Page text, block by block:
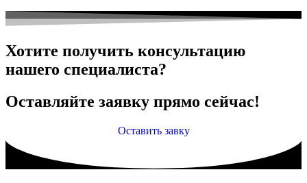
Хотите получить консультацию
нашего специалиста?
Оставляйте заявку прямо сейчас!
Оставить завку